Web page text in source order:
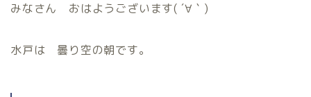
みなさん おはようございます( ´∀｀)
水戸は 曇り空の朝です。